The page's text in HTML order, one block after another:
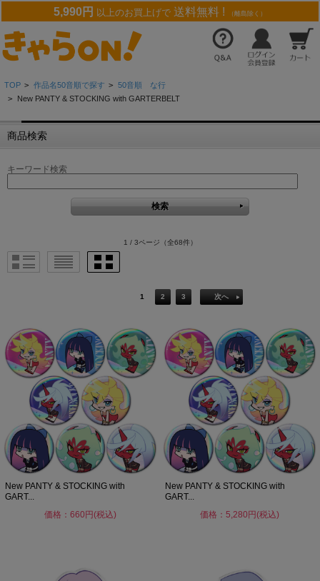
5,990円 以上のお買上げで 送料無料 ! （離島除く）
TOP > 作品名50音順で探す > 50音順 な行
> New PANTY & STOCKING with GARTERBELT
商品検索
キーワード検索
1 / 3ページ （全68件）
1 2 3 次へ
New PANTY & STOCKING with
GART...
価格：660円(税込)
New PANTY & STOCKING with
GART...
価格：5,280円(税込)